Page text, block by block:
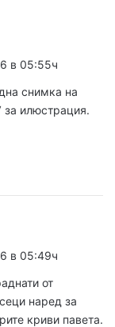
в 05:55ч
снимка на
илюстрация.
в 05:49ч
от
наред за
криви павета.